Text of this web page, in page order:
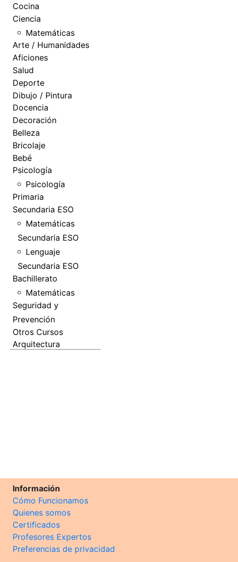
Cocina
Ciencia
Matemáticas
Arte / Humanidades
Aficiones
Salud
Deporte
Dibujo / Pintura
Docencia
Decoración
Belleza
Bricolaje
Bebé
Psicología
Psicología
Primaria
Secundaria ESO
Matemáticas
Secundaria ESO
Lenguaje
Secundaria ESO
Bachillerato
Matemáticas
Seguridad y
Prevención
Otros Cursos
Arquitectura
Información
Cómo Funcionamos
Quienes somos
Certificados
Profesores Expertos
Preferencias de privacidad